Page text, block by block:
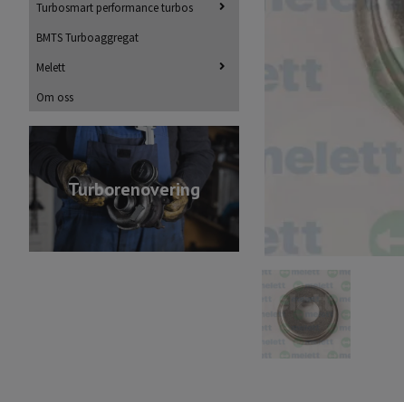
Turbosmart performance turbos
BMTS Turboaggregat
Melett
Om oss
Turborenovering